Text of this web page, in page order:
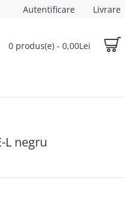
Autentificare Livrare
0 produs(e) - 0,00Lei
L negru